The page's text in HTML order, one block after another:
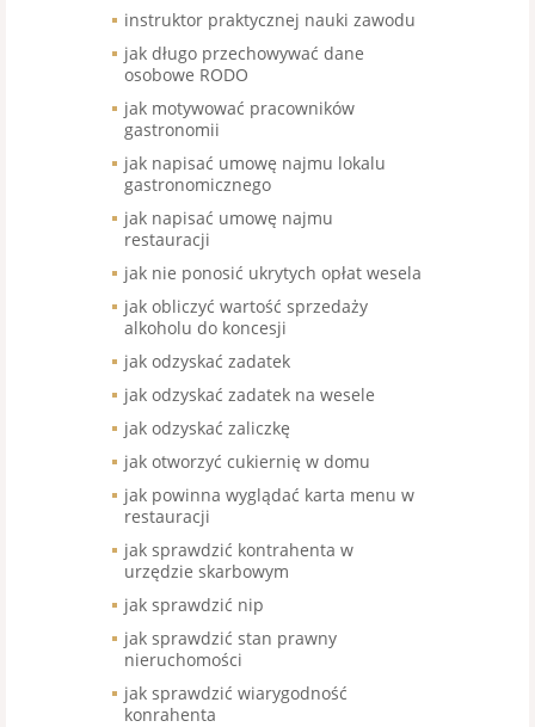
instruktor praktycznej nauki zawodu
jak długo przechowywać dane
osobowe RODO
jak motywować pracowników
gastronomii
jak napisać umowę najmu lokalu
gastronomicznego
jak napisać umowę najmu
restauracji
jak nie ponosić ukrytych opłat wesela
jak obliczyć wartość sprzedaży
alkoholu do koncesji
jak odzyskać zadatek
jak odzyskać zadatek na wesele
jak odzyskać zaliczkę
jak otworzyć cukiernię w domu
jak powinna wyglądać karta menu w
restauracji
jak sprawdzić kontrahenta w
urzędzie skarbowym
jak sprawdzić nip
jak sprawdzić stan prawny
nieruchomości
jak sprawdzić wiarygodność
konrahenta